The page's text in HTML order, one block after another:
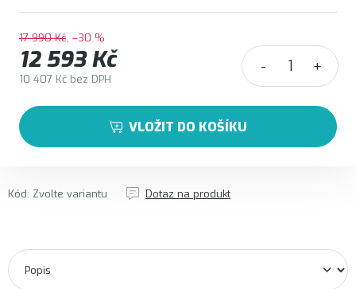
17 990 Kč –30 %
12 593 Kč
10 407 Kč bez DPH
VLOŽIT DO KOŠÍKU
Kód: Zvolte variantu Dotaz na produkt